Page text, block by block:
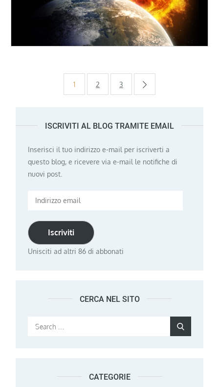
Paginazione
articoli
1 2 3
ISCRIVITI AL BLOG TRAMITE EMAIL
Inserisci il tuo indirizzo e-mail per iscriverti a
questo blog, e ricevere via e-mail le notifiche di
nuovi post.
Indirizzo
Iscriviti
Unisciti ad altri 86 di abbonati
CERCA NEL SITO
Search
CATEGORIE